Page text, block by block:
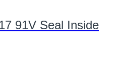
91V Seal Inside